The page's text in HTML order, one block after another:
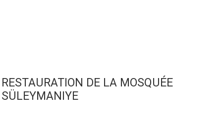
RESTAURATION DE LA MOSQUÉE
SÜLEYMANIYE